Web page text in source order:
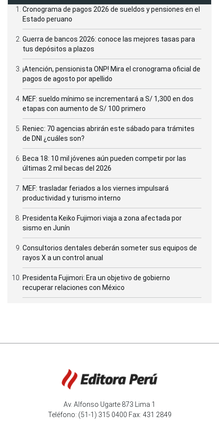
Cronograma de pagos 2026 de sueldos y pensiones en el
Estado peruano
Guerra de bancos 2026: conoce las mejores tasas para
tus depósitos a plazos
¡Atención, pensionista ONP! Mira el cronograma oficial de
pagos de agosto por apellido
MEF: sueldo mínimo se incrementará a S/ 1,300 en dos
etapas con aumento de S/ 100 primero
Reniec: 70 agencias abrirán este sábado para trámites
de DNI ¿cuáles son?
Beca 18: 10 mil jóvenes aún pueden competir por las
últimas 2 mil becas del 2026
MEF: trasladar feriados a los viernes impulsará
productividad y turismo interno
Presidenta Keiko Fujimori viaja a zona afectada por
sismo en Junín
Consultorios dentales deberán someter sus equipos de
rayos X a un control anual
Presidenta Fujimori: Era un objetivo de gobierno
recuperar relaciones con México
Av. Alfonso Ugarte 873 Lima 1
Teléfono: (51-1) 315 0400 Fax: 431 2849